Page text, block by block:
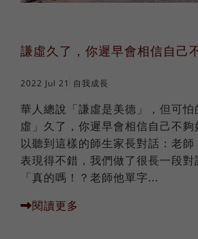
謙虛久了，你遲早會相信自己
2022 Jul 21 自我成長
華人總說「謙虛是美德」，但可怕
虛」久了，你遲早會相信自己不
以聽到這樣的師生家長對話：老
表現得不錯，我們做了很長一段對
「真的嗎！？老師他單字...
閱讀更多